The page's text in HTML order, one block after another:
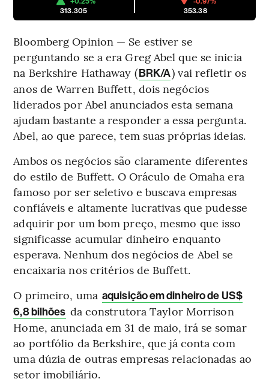
313.305
353.38
Bloomberg Opinion — Se estiver se
perguntando se a era Greg Abel que se inicia
na Berkshire Hathaway (BRK/A) vai refletir os
anos de Warren Buffett, dois negócios
liderados por Abel anunciados esta semana
ajudam bastante a responder a essa pergunta.
Abel, ao que parece, tem suas próprias ideias.
Ambos os negócios são claramente diferentes
do estilo de Buffett. O Oráculo de Omaha era
famoso por ser seletivo e buscava empresas
confiáveis e altamente lucrativas que pudesse
adquirir por um bom preço, mesmo que isso
significasse acumular dinheiro enquanto
esperava. Nenhum dos negócios de Abel se
encaixaria nos critérios de Buffett.
O primeiro, uma aquisição em dinheiro de US$
6,8 bilhões da construtora Taylor Morrison
Home, anunciada em 31 de maio, irá se somar
ao portfólio da Berkshire, que já conta com
uma dúzia de outras empresas relacionadas ao
setor imobiliário.